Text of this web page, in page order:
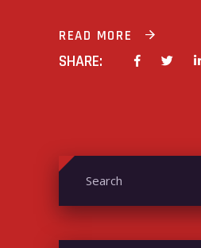
READ MORE
SHARE:
Search